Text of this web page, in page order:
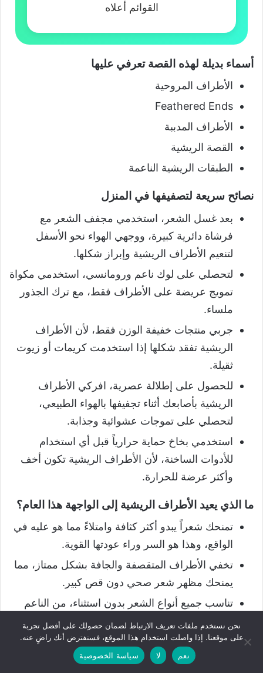
القوائم أعلاه
أسماء بديلة لهذه القصة تعرفي عليها
الأطراف المروحية
Feathered Ends
الأطراف المدببة
القصة الريشية
الطبقات الريشية الناعمة
نصائح سريعة لتصفيفها في المنزل
بعد غسل الشعر، استخدمي مجفف الشعر مع
فرشاة دائرية كبيرة، ووجهي الهواء نحو الأسفل
لتنعيم الأطراف الريشية وإبراز شكلها.
لتحصلي على لوك ناعم ورومانسي، استخدمي مكواة
تمويج عريضة على الأطراف فقط، مع ترك الجذور
ملساء.
جربي منتجات خفيفة الوزن فقط، لأن الأطراف
الريشية تفقد شكلها إذا استخدمت كريمات أو زيوت
ثقيلة.
للحصول على إطلالة عصرية، افركي الأطراف
الريشية بأصابعك أثناء تجفيفها بالهواء الطبيعي،
لتحصلي على تموجات عشوائية وجذابة.
استخدمي بخاخ حماية حرارياً قبل أي استخدام
للأدوات الساخنة، لأن الأطراف الريشية تكون أخف
وأكثر عرضة للحرارة.
ما الذي يعيد الأطراف الريشية إلى الواجهة هذا العام؟
تمنحك شعراً يبدو أكثر كثافة وامتلاءً مما هو عليه في
الواقع، وهذا هو السر وراء عودتها القوية.
تخفي الأطراف المتقصفة والجافة بشكل ممتاز، مما
يمنحك مظهر شعر صحي دون قص كبير.
تناسب جميع أنواع الشعر بدون استثناء، من الناعم
إلى الكثيف إلى المجعد.
تمنح شعرك حركة وانسيابية استثنائية، خاصة عند
المشي أو في المناسبات المصورة.
نحن نستخدم ملفات تعريف الارتباط لضمان حصولك على أفضل تجربة
على موقعنا. إذا واصلت استخدام هذا الموقع، فسنفترض أنك راضٍ عنه.
نعم
لا سياسة الخصوصية